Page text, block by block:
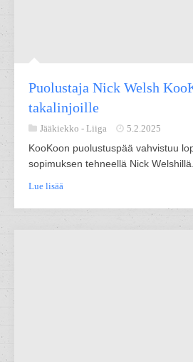
Puolustaja Nick Welsh
takalinjoille
Jääkiekko - Liiga 5.2.2025
KooKoon puolustuspää vahvistuu
sopimuksen tehneellä Nick Welshillä.
Lue lisää